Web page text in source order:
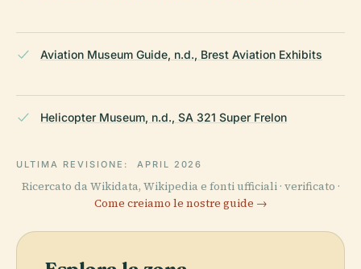
Aviation Museum Guide, n.d., Brest Aviation Exhibits
Helicopter Museum, n.d., SA 321 Super Frelon
ULTIMA REVISIONE: APRIL 2026
Ricercato da Wikidata, Wikipedia e fonti ufficiali · verificato ·
Come creiamo le nostre guide →